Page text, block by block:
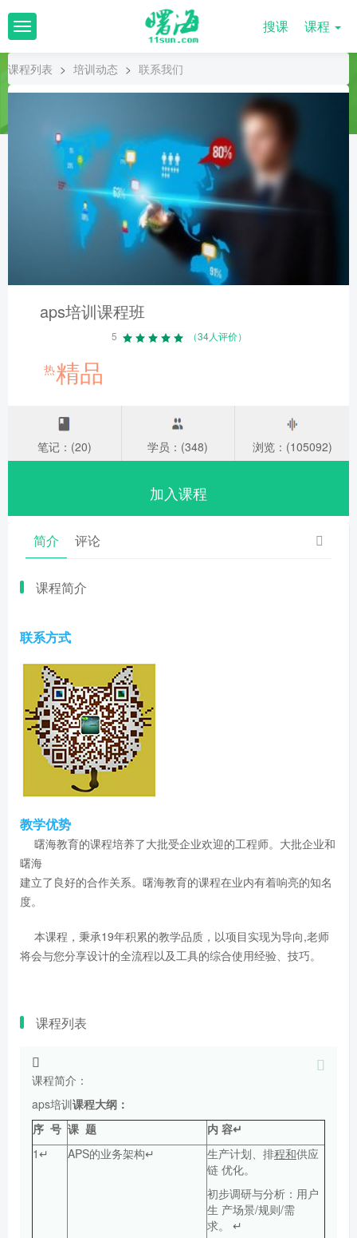
T
o
g
l
搜课 课程
课程列表 > 培训动态 > 联系我们
aps培训课程班
5 （34人评价）
热精品
笔记：(20) 学员：(348) 浏览：(105092)
加入课程
简介 评论
课程简介
联系方式
教学优势
曙海教育的课程培养了大批受企业欢迎的工程师。大批企业和
曙海
建立了良好的合作关系。曙海教育的课程在业内有着响亮的知名
度。
本课程，秉承19年积累的教学品质，以项目实现为导向,老师
将会与您分享设计的全流程以及工具的综合使用经验、技巧。
课程列表
课程简介：
aps培训课程大纲：
序 号 课 题 内 容↵
1↵
APS的业务架构↵ 生产计划、排程和供应
链 优化。
初步调研与分析：用户
生 产场景/规则/需
求。 ↵